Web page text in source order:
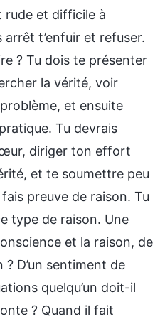
rude et difficile à
t’enfuir et refuser.
? Tu dois te présenter
la vérité, voir
et ensuite
Tu devrais
diriger ton effort
et te soumettre peu
preuve de raison. Tu
type de raison. Une
et la raison, de
D’un sentiment de
quelqu’un doit-il
? Quand il fait